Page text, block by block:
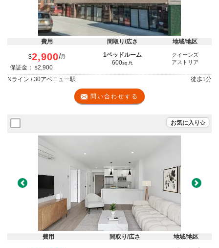
費用 間取り/広さ 地域/地区
$2,900/月
保証金： $2,900
1ベッドルーム
600sq.ft.
クイーンズ
アストリア
Nライン / 30アベニュー駅 徒歩1分
問い合わせする
お気に入り
Previous Next
費用 間取り/広さ 地域/地区